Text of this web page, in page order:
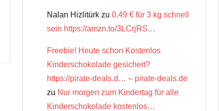
Nalan Hizlitürk zu 0,49 € für 3 kg schnell
sein https://amzn.to/3LCrjRS…
Freebie! Heute schon Kostenlos
Kinderschokolade gesichert?
https://pirate-deals.d… – pirate-deals.de
zu Nur morgen zum Kindertag für alle
Kinderschokolade kostenlos…